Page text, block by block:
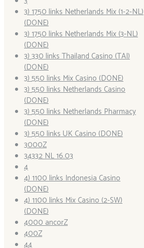
3) 1750 links Netherlands Mix (1-2-NL)
(DONE)
3) 1750 links Netherlands Mix (3-NL)
(DONE)
3) 330 links Thailand Casino (TAI)
(DONE)
3) 550 links Mix Casino (DONE)
3) 550 links Netherlands Casino
(DONE)
3) 550 links Netherlands Pharmacy
(DONE)
3) 550 links UK Casino (DONE)
3000Z
34332 NL 16.03
4
4) 1100 links Indonesia Casino
(DONE)
4) 1100 links Mix Casino (2-SW)
(DONE)
4000 ancorZ
400Z
44